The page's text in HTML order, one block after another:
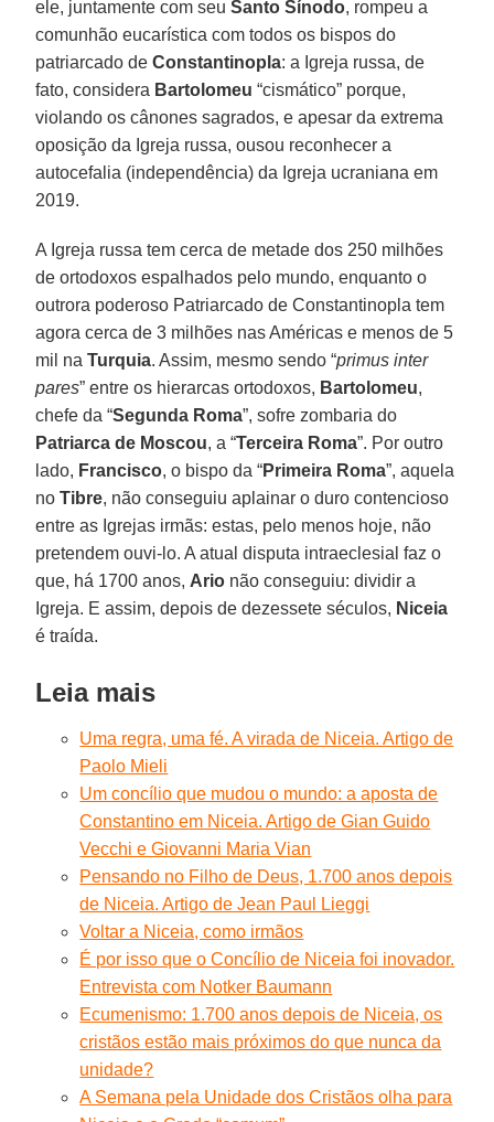
ele, juntamente com seuSanto Sínodo, rompeu a
comunhão eucarística com todos os bispos do
patriarcado deConstantinopla: a Igreja russa, de
fato, considera Bartolomeu “cismático” porque,
violando os cânones sagrados, e apesar da extrema
oposição da Igreja russa, ousou reconhecer a
autocefalia (independência) da Igreja ucraniana em
2019.
A Igreja russa tem cerca de metade dos 250 milhões
de ortodoxos espalhados pelo mundo, enquanto o
outrora poderoso Patriarcado de Constantinopla tem
agora cerca de 3 milhões nas Américas e menos de 5
mil naTurquia. Assim, mesmo sendo “primus inter
pares” entre os hierarcas ortodoxos, Bartolomeu,
chefe da “Segunda Roma”, sofre zombaria do
Patriarca de Moscou, a “Terceira Roma”. Por outro
lado, Francisco, o bispo da “Primeira Roma”, aquela
noTibre, não conseguiu aplainar o duro contencioso
entre as Igrejas irmãs: estas, pelo menos hoje, não
pretendem ouvi-lo. A atual disputa intraeclesial faz o
que, há 1700 anos, Ario não conseguiu: dividir a
Igreja. E assim, depois de dezessete séculos, Niceia
é traída.
Leia mais
Uma regra, uma fé. A virada de Niceia. Artigo de
Paolo Mieli
Um concílio que mudou o mundo: a aposta de
Constantino em Niceia. Artigo de Gian Guido
Vecchi e Giovanni Maria Vian
Pensando no Filho de Deus, 1.700 anos depois
de Niceia. Artigo de Jean Paul Lieggi
Voltar a Niceia, como irmãos
É por isso que o Concílio de Niceia foi inovador.
Entrevista com Notker Baumann
Ecumenismo: 1.700 anos depois de Niceia, os
cristãos estão mais próximos do que nunca da
unidade?
A Semana pela Unidade dos Cristãos olha para